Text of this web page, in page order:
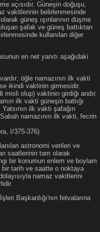
açısıdır. Güneşin doğuşu,
vakitlerinin belirlenmesinde
güneş ışınlarının düşme
şafak ve güneş battıktan
kullanılan diğer
en net yanıtı aşağıdaki
öğle namazının ilk vakti
ikindi vaktinin girmesidir.
misli olup) vaktinin girdiği andır,
ilk vakti güneşin battığı
ilk vakti şafağın
namazının ilk vakti, fecrin
I/375-376)
astronomi verileri ve
saatlerinin tam olarak
bir konumun enlem ve boylam
bir tarih ve saatte o noktaya
namaz vakitlerini
Başkanlığı'nın fetvalarına